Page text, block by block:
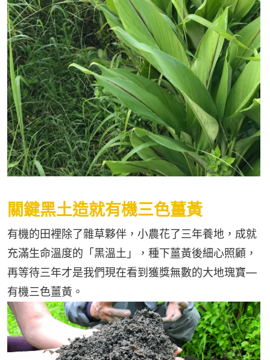
關鍵黑土造就有機三色薑黃
有機的田裡除了雜草夥伴，小農花了三年養地，成就
充滿生命溫度的「黑溫土」，種下薑黃後細心照顧，
再等待三年才是我們現在看到獲獎無數的大地瑰寶—
有機三色薑黃。